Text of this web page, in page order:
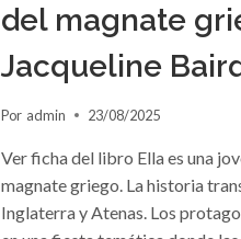
del magnate
Jacqueline
Por admin 23/08/2025
Ver ficha del libro Ella es una
magnate griego. La historia
Inglaterra y Atenas. Los